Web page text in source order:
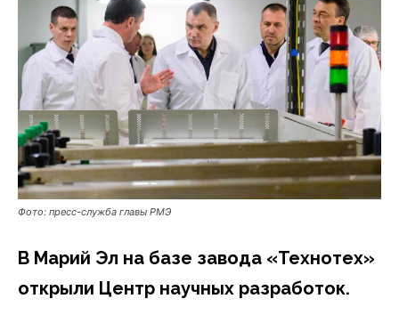
Фото: пресс-служба главы РМЭ
В Марий Эл на базе завода «Технотех»
открыли Центр научных разработок.